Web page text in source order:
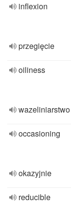
inflexion
przegięcie
oiliness
wazeliniarstwo
occasioning
okazyjnie
reducible